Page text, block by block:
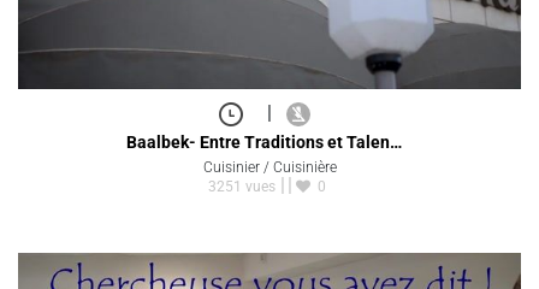
Baalbek- Entre Traditions et Talen…
Cuisinier / Cuisinière
3251 vues
0